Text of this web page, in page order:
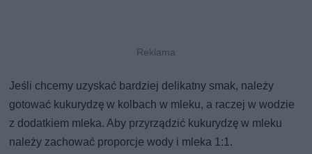
Jeśli chcemy uzyskać bardziej delikatny smak, należy
gotować kukurydzę w kolbach w mleku, a raczej w wodzie
z dodatkiem mleka. Aby przyrządzić kukurydzę w mleku
należy zachować proporcje wody i mleka 1:1.